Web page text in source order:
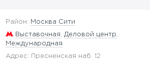
Район: Москва Сити
Выставочная Деловой центр
Международная
Адрес: Пресненская наб. 12